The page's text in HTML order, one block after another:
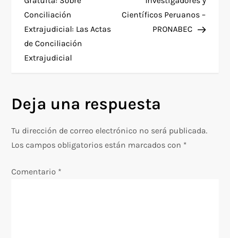
a participar
considerando las…
v
e
a
c
i
ó
Conciliación
Extrajudicial: Las Actas
de Conciliación
Extrajudicial
Científicos Peruanos –
PRONABEC
Deja una respuesta
Tu dirección de correo electrónico no será publicada.
Los campos obligatorios están marcados con *
Comentario *